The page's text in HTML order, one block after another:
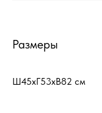
Размеры
Ш45хГ53хВ82 см